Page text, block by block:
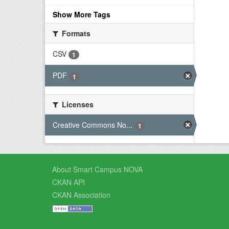
Show More Tags
Formats
CSV
1
PDF 1
Licenses
Creative Commons No...
1
About Smart Campus NOVA
CKAN API
CKAN Association